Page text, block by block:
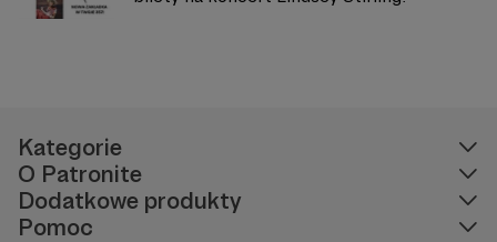
Kategorie
O Patronite
Dodatkowe produkty
Pomoc